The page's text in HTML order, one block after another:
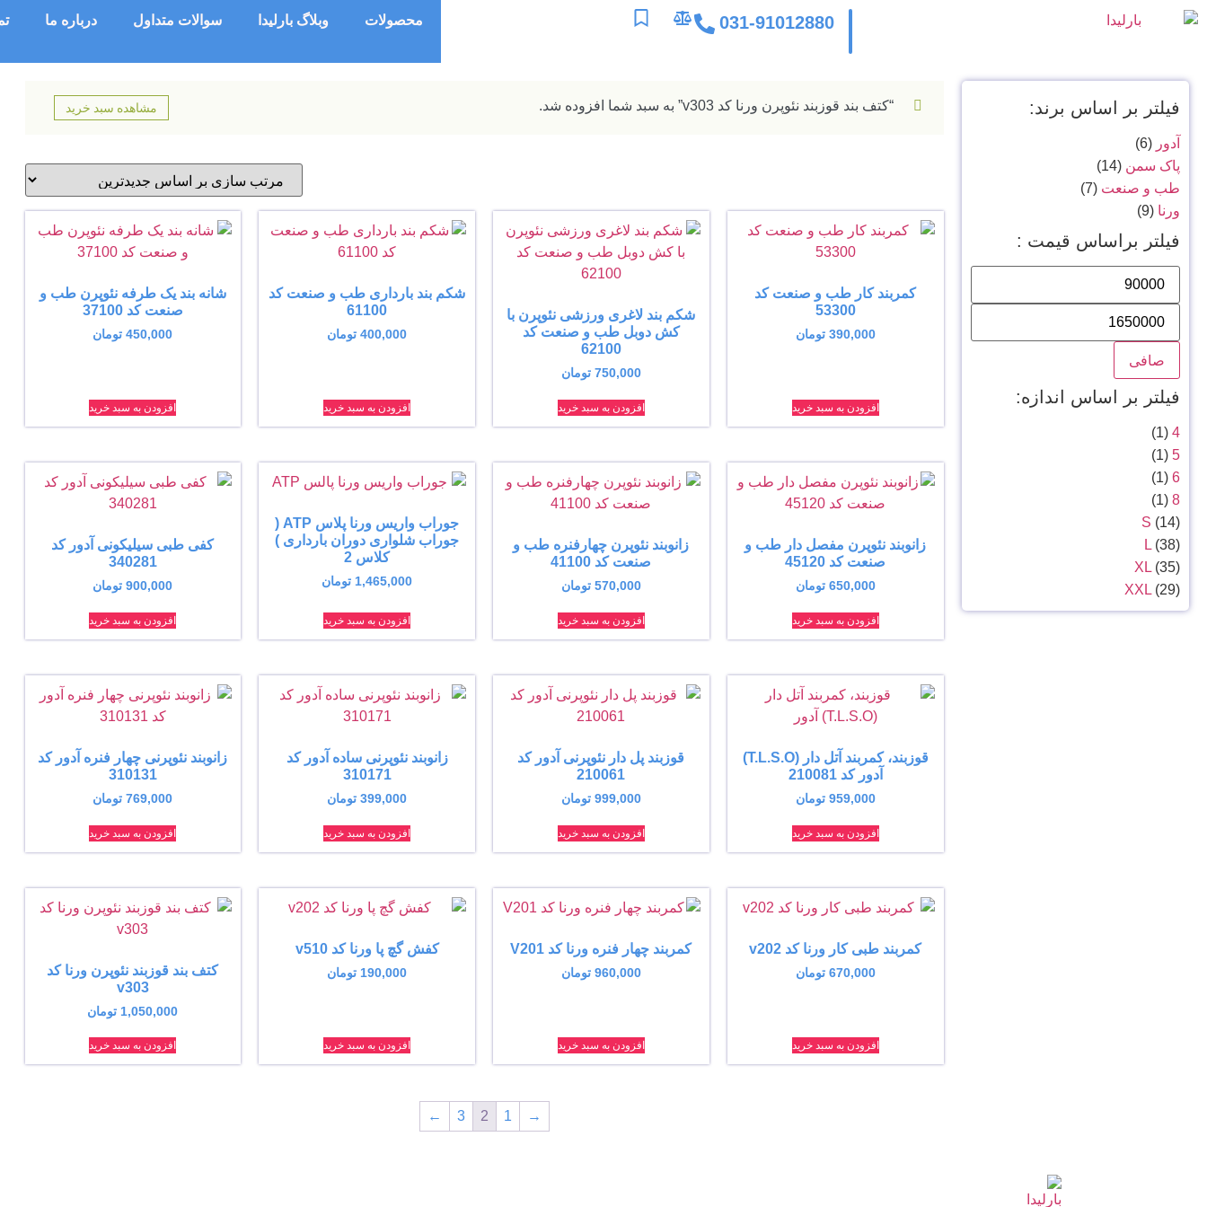
031-91012880 محصولات وبلاگ بارلیدا سوالات متداول درباره ما
فیلتر بر اساس برند:
آدور (6)
پاک سمن (14)
طب و صنعت (7)
ورنا (9)
فیلتر براساس قیمت :
صافی
فیلتر بر اساس اندازه:
4
(1)
5
(1)
6
(1)
8
(1)
S (14)
L (38)
XL (35)
XXL (29)
“کتف بند قوزبند نئوپرن ورنا کد v303” به سبد شما افزوده شد. مشاهده سبد خرید
کمربند کار طب و صنعت کد
53300
390,000 تومان
افزودن به سبد خرید
شکم بند لاغری ورزشی نئوپرن با
کش دوبل طب و صنعت کد
62100
750,000 تومان
افزودن به سبد خرید
شکم بند بارداری طب و صنعت کد
61100
400,000 تومان
افزودن به سبد خرید
شانه بند یک طرفه نئوپرن طب و
صنعت کد 37100
450,000 تومان
افزودن به سبد خرید
زانوبند نئوپرن مفصل دار طب و
صنعت کد 45120
650,000 تومان
افزودن به سبد خرید
زانوبند نئوپرن چهارفنره طب و
صنعت کد 41100
570,000 تومان
افزودن به سبد خرید
جوراب واریس ورنا پلاس ATP (
جوراب شلواری دوران بارداری )
کلاس 2
1,465,000 تومان
افزودن به سبد خرید
کفی طبی سیلیکونی آدور کد
340281
900,000 تومان
افزودن به سبد خرید
قوزبند، کمربند آتل دار (T.L.S.O)
آدور کد 210081
959,000 تومان
افزودن به سبد خرید
قوزبند پل دار نئوپرنی آدور کد
210061
999,000 تومان
افزودن به سبد خرید
زانوبند نئوپرنی ساده آدور کد
310171
399,000 تومان
افزودن به سبد خرید
زانوبند نئوپرنی چهار فنره آدور کد
310131
769,000 تومان
افزودن به سبد خرید
کمربند طبی کار ورنا کد v202
670,000 تومان
افزودن به سبد خرید
کمربند چهار فنره ورنا کد V201
960,000 تومان
افزودن به سبد خرید
کفش گچ پا ورنا کد v510
190,000 تومان
افزودن به سبد خرید
کتف بند قوزبند نئوپرن ورنا کد
v303
1,050,000 تومان
افزودن به سبد خرید
→
1
2
3
←